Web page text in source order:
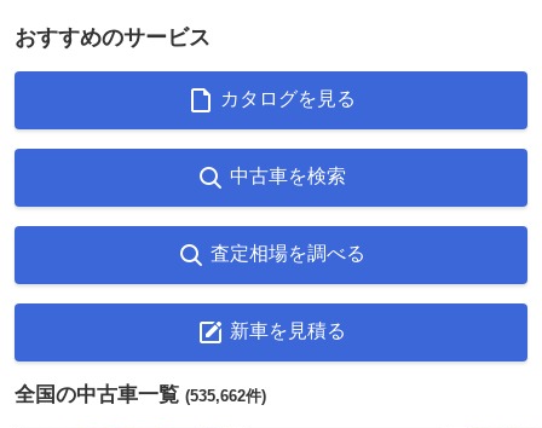
おすすめのサービス
カタログを見る
中古車を検索
査定相場を調べる
新車を見積る
全国の中古車一覧 (535,662件)